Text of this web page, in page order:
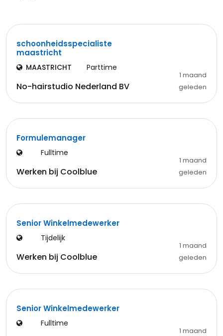
schoonheidsspecialiste
maastricht
MAASTRICHT Parttime
No-hairstudio Nederland BV
1 maand
geleden
Formulemanager
Fulltime
Werken bij Coolblue
1 maand
geleden
Senior Winkelmedewerker
Tijdelijk
Werken bij Coolblue
1 maand
geleden
Senior Winkelmedewerker
Fulltime
1 maand